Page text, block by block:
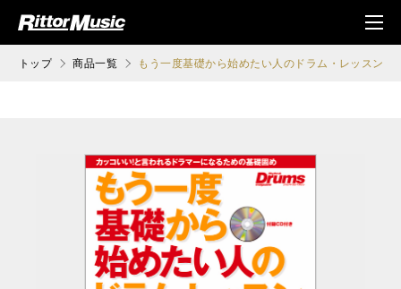
ジック (Rittor Musi
メニ
ュ
トップ 商品一覧 もう一度基礎から始めたい人のドラム・レッスン